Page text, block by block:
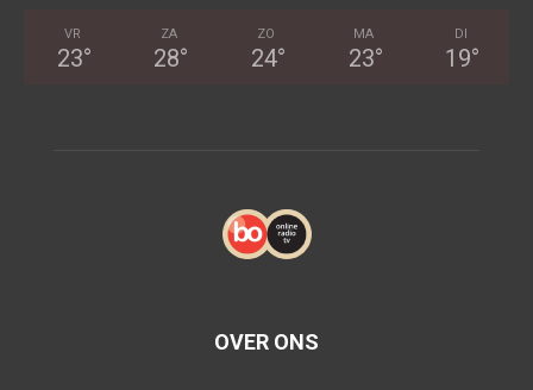
VR
23°
ZA
28°
ZO
24°
MA
23°
DI
19°
OVER ONS